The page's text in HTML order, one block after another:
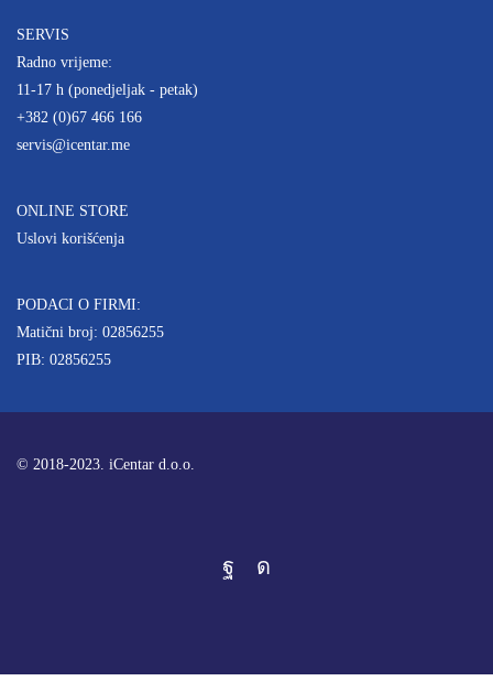
SERVIS
Radno vrijeme:
11-17 h (ponedjeljak - petak)
+382 (0)67 466 166
servis@icentar.me
ONLINE STORE
Uslovi korišćenja
PODACI O FIRMI:
Matični broj: 02856255
PIB: 02856255
© 2018-2023. iCentar d.o.o.
FacebookInstagram